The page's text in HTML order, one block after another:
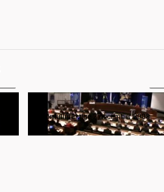
Regionfullmäktige 2 december 2008